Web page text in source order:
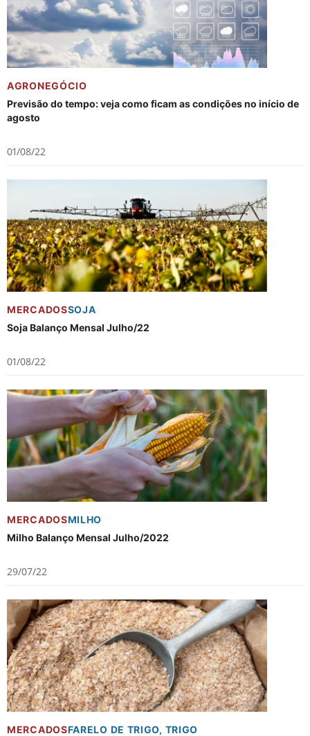
AGRONEGÓCIO
Previsão do tempo: veja como ficam as condições no início de
agosto
01/08/22
MERCADOSSOJA
Soja Balanço Mensal Julho/22
01/08/22
MERCADOSMILHO
Milho Balanço Mensal Julho/2022
29/07/22
MERCADOSFARELO DE TRIGO, TRIGO